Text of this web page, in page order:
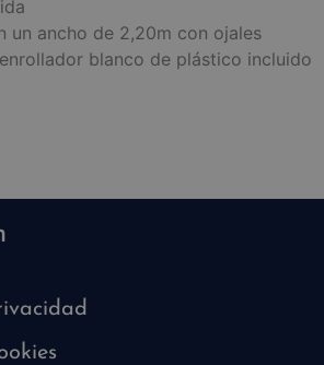
un ancho de 2,20m con ojales
blanco de plástico incluido